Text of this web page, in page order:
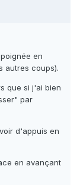
en
autres coups).
que si j'ai bien
par
d'appuis en
en avançant